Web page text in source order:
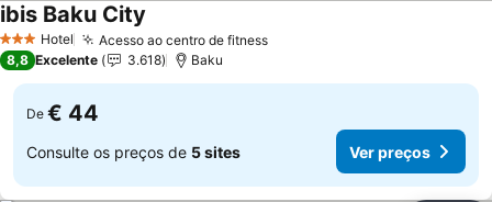
3 EstrelasHotel Acesso ao centro de fitnessVer preços
ibis Baku City
8,8 Excelente 3.618 Baku
De € 44
Consulte os preços de 5 sites Ver preços